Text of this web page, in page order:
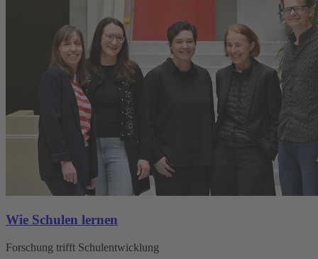
Wie Schulen lernen
Forschung trifft Schulentwicklung